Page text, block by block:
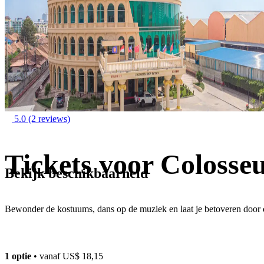
5.0 (2 reviews)
Tickets voor
Bewonder de kostuums, dans op de muziek en laat je betoveren door
Bekijk beschikbaarheid
1 optie • vanafUS$ 18,15